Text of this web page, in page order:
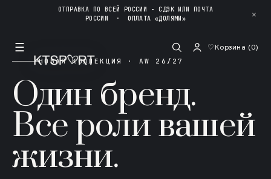
ОТПРАВКА ПО ВСЕЙ РОССИИ - СДЭК ИЛИ ПОЧТА
РОССИИ ·ОПЛАТА «ДОЛЯМИ» ✕
☰ ♡Корзина (0)
НОВАЯ КОЛЛЕКЦИЯ · AW 26/27
Один бренд.
Все роли вашей
жизни.